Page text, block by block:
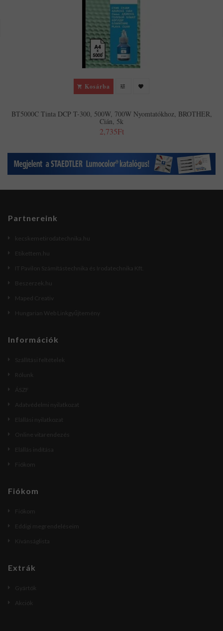
Kosárba
BT5000C Tinta DCP T-300, 500W, 700W Nyomtatókhoz, BROTHER,
Cián, 5k
2,735Ft
Partnereink
kecskemetirodatechnika.hu
Etikettem.hu
IT Pavilon Számítástechnika és Irodatechnika Kft.
Beszerzek.hu
Maped Creativ
Hungarian Web Linkgyűjtemény
Információk
Szállítási feltételek
Rólunk
ÁSZF
Adatvédelmi nyilatkozat
Elállási nyilatkozat
Online vitarendezés
Elállás indítása
Fiókom
Fiókom
Fiókom
Eddigi megrendeléseim
Kívánságlista
Extrák
Gyártók
Akciók